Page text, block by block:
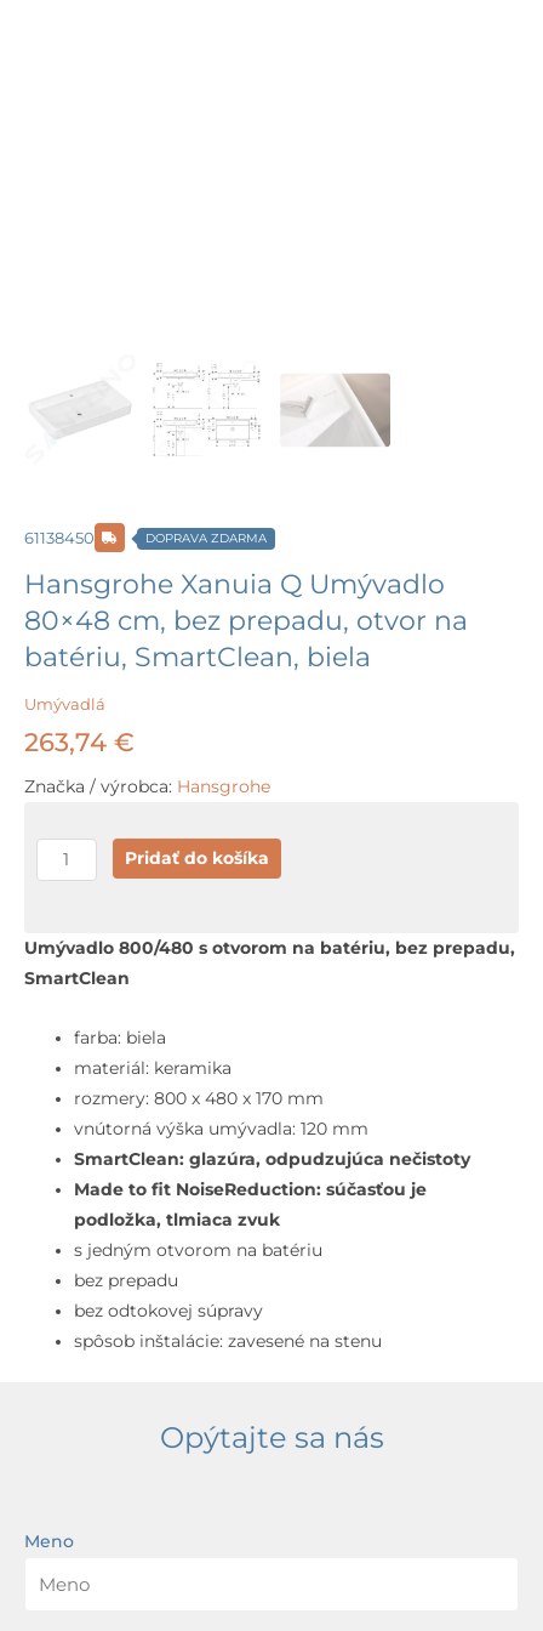
61138450 DOPRAVA ZDARMA
Hansgrohe Xanuia Q Umývadlo
80×48 cm, bez prepadu, otvor na
batériu, SmartClean, biela
Umývadlá
263,74 €
Značka / výrobca: Hansgrohe
množstvo
Hansgrohe
Q
Umývadlo
cm,
bez
prepadu,
otvor
batériu,
SmartClean,
biela
Pridať do košíka
Umývadlo 800/480 s otvorom na batériu, bez prepadu,
SmartClean
farba: biela
materiál: keramika
rozmery: 800 x 480 x 170 mm
vnútorná výška umývadla: 120 mm
SmartClean: glazúra, odpudzujúca nečistoty
Made to fit NoiseReduction: súčasťou je
podložka, tlmiaca zvuk
s jedným otvorom na batériu
bez prepadu
bez odtokovej súpravy
spôsob inštalácie: zavesené na stenu
Opýtajte sa nás
Meno